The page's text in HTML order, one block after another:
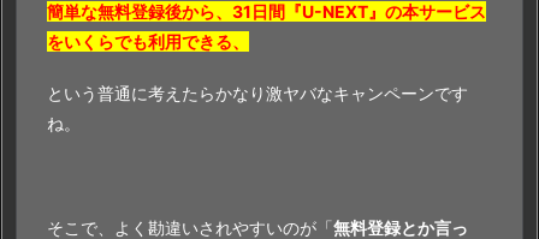
簡単な無料登録後から、31日間『U-NEXT』の本サービス
をいくらでも利用できる、
という普通に考えたらかなり激ヤバなキャンペーンです
ね。
そこで、よく勘違いされやすいのが「無料登録とか言っ